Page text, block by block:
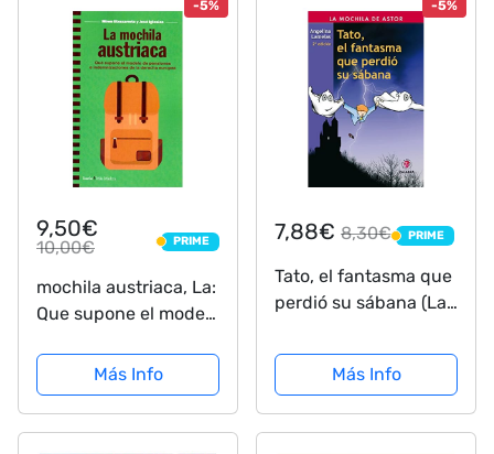
-5%
9,50€
10,00€ PRIME
PRIME
mochila austriaca, La:
Que supone el modelo
indemnizaciones de
la derecha europea:
160 (Más Madera)
Más Info
-5%
7,88€ 8,30€ PRIME
PRIME
Tato, el fantasma que
perdió su sábana (La
Serie roja)
Más Info